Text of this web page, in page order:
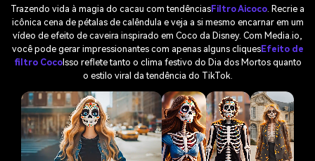
Trazendo vida à magia do cacau com tendênciasFiltro Aicoco . Recrie a
icônica cena de pétalas de calêndula e veja a si mesmo encarnar em um
vídeo de efeito de caveira inspirado em Coco da Disney. Com Media.io,
você pode gerar impressionantes com apenas alguns cliquesEfeito de
filtro CocoIsso reflete tanto o clima festivo do Dia dos Mortos quanto
o estilo viral da tendência do TikTok.